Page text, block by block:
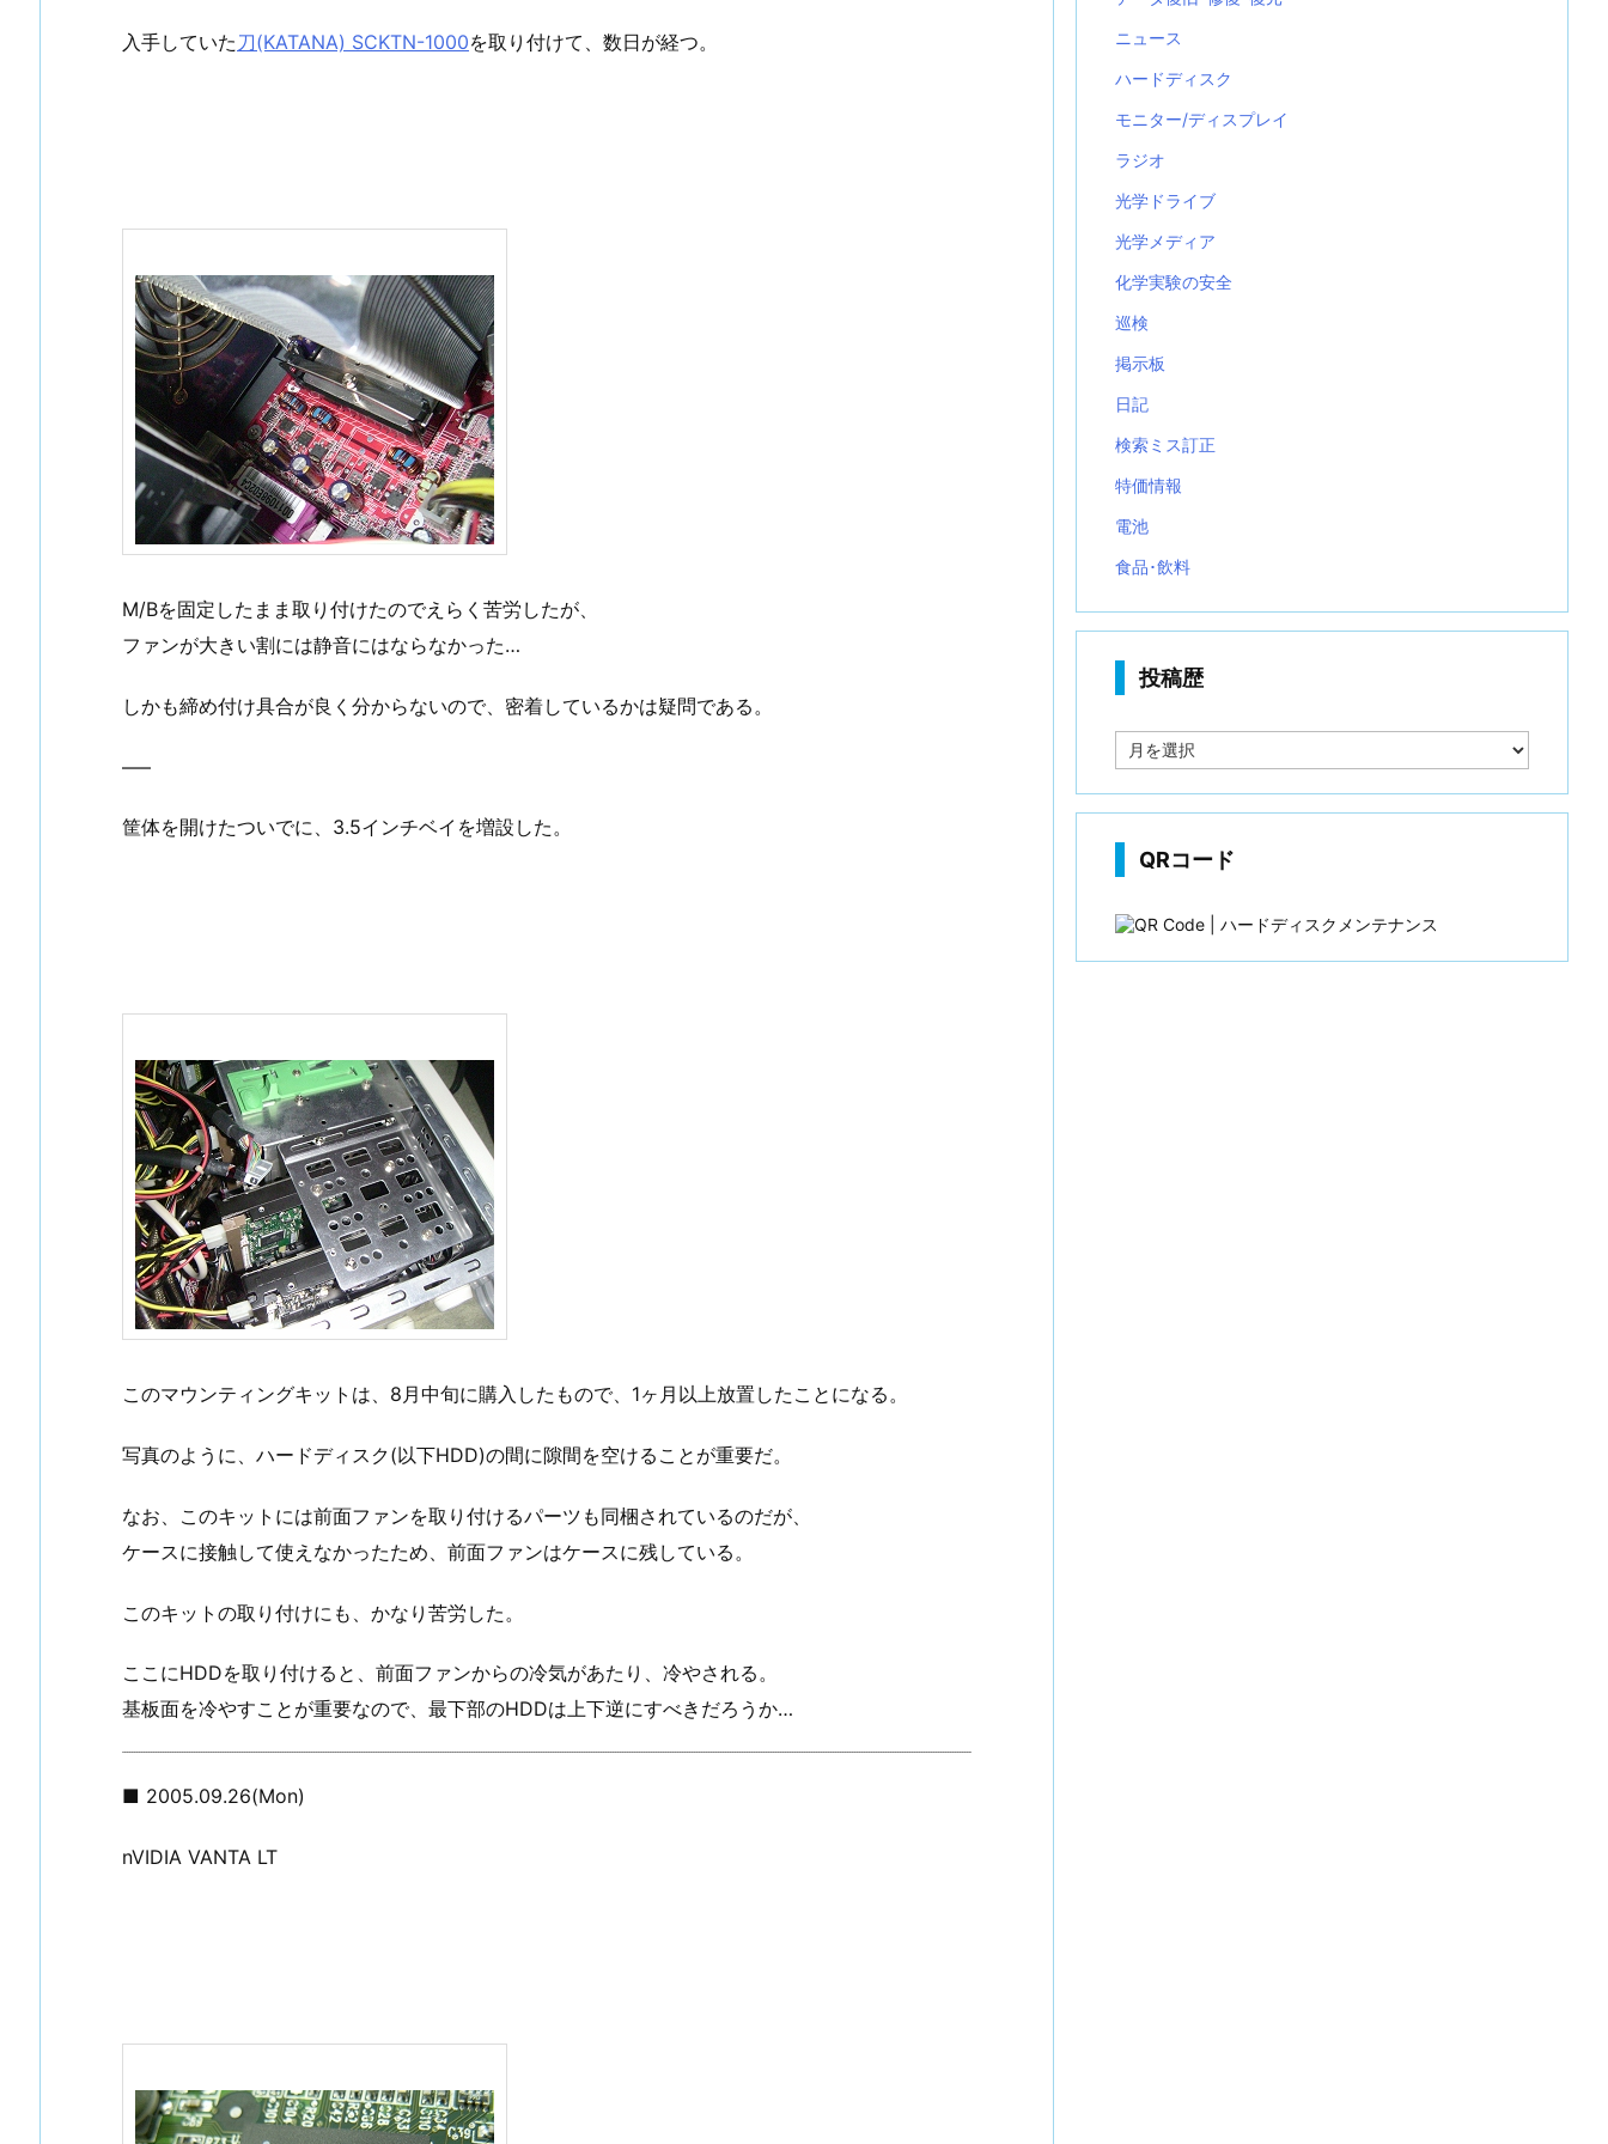
入手していた 刀(KATANA) SCKTN-1000を取り付けて、数日が経つ。
M/Bを固定したまま取り付けたのでえらく苦労したが、
ファンが大きい割には静音にはならなかった…
しかも締め付け具合が良く分からないので、密着しているかは疑問である。
—–
筐体を開けたついでに、3.5インチベイを増設した。
このマウンティングキットは、8月中旬に購入したもので、1ヶ月以上放置したことになる。
写真のように、ハードディスク(以下HDD)の間に隙間を空けることが重要だ。
なお、このキットには前面ファンを取り付けるパーツも同梱されているのだが、
ケースに接触して使えなかったため、前面ファンはケースに残している。
このキットの取り付けにも、かなり苦労した。
ここにHDDを取り付けると、前面ファンからの冷気があたり、冷やされる。
基板面を冷やすことが重要なので、最下部のHDDは上下逆にすべきだろうか…
■ 2005.09.26(Mon)
nVIDIA VANTA LT
ニュース
ハードディスク
モニター/ディスプレイ
ラジオ
光学ドライブ
光学メディア
化学実験の安全
巡検
掲示板
日記
検索ミス訂正
特価情報
電池
食品･飲料
投稿歴
稿
QRコード